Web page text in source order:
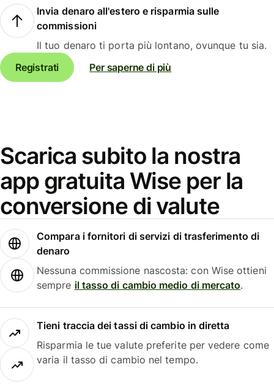
Invia denaro all'estero e risparmia sulle
commissioni
Il tuo denaro ti porta più lontano, ovunque tu sia.
Registrati
Per saperne di più
Scarica subito la nostra
app gratuita Wise per la
conversione di valute
Compara i fornitori di servizi di trasferimento di
denaro
Nessuna commissione nascosta: con Wise ottieni
sempre il tasso di cambio medio di mercato.
Tieni traccia dei tassi di cambio in diretta
Risparmia le tue valute preferite per vedere come
varia il tasso di cambio nel tempo.